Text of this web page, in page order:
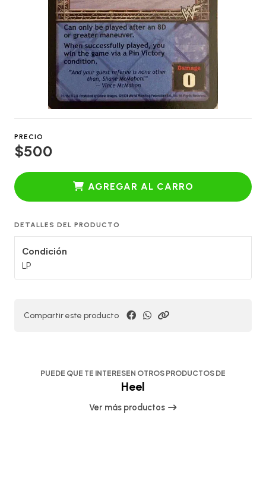
PRECIO
$500
AGREGAR AL CARRO
DETALLES DEL PRODUCTO
Condición
LP
Compartir este producto
PUEDE QUE TE INTERESEN OTROS PRODUCTOS DE
Heel
Ver más productos